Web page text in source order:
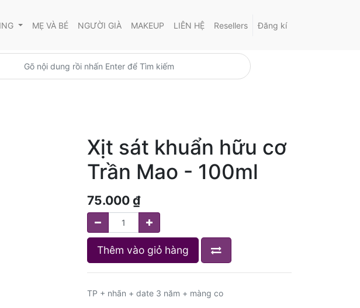
MẸ VÀ BÉ NGƯỜI GIÀ MAKEUP LIÊN HỆ Resellers Đăng kí
Xịt sát khuẩn hữu cơ
Trần Mao - 100ml
75.000 ₫
Thêm vào giỏ hàng
TP + nhãn + date 3 năm + màng co